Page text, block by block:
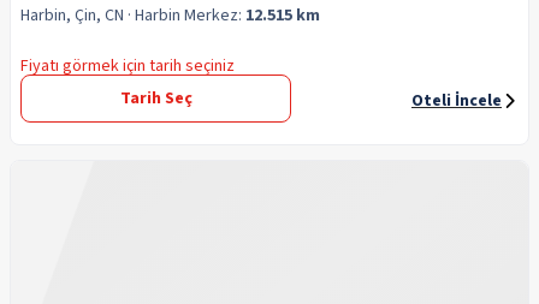
Harbin, Çin, CN · Harbin Merkez: 12.515 km
Fiyatı görmek için tarih seçiniz
Tarih Seç
Oteli İncele